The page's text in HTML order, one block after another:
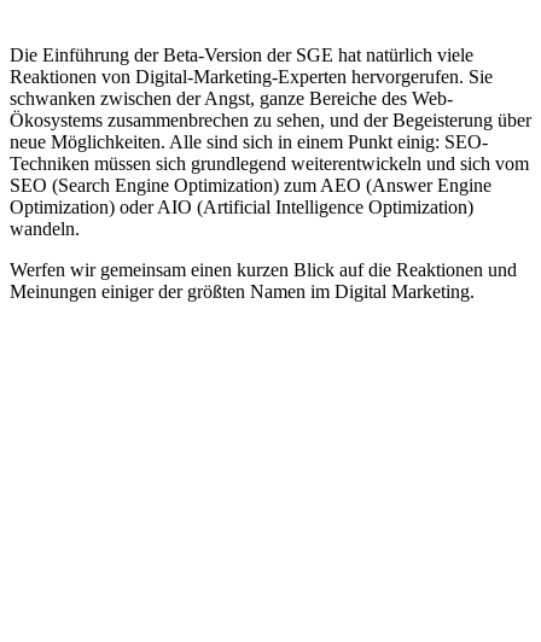
Die Einführung der Beta-Version der SGE hat natürlich viele
Reaktionen von Digital-Marketing-Experten hervorgerufen. Sie
schwanken zwischen der Angst, ganze Bereiche des Web-
Ökosystems zusammenbrechen zu sehen, und der Begeisterung über
neue Möglichkeiten. Alle sind sich in einem Punkt einig: SEO-
Techniken müssen sich grundlegend weiterentwickeln und sich vom
SEO (Search Engine Optimization) zum AEO (Answer Engine
Optimization) oder AIO (Artificial Intelligence Optimization)
wandeln.
Werfen wir gemeinsam einen kurzen Blick auf die Reaktionen und
Meinungen einiger der größten Namen im Digital Marketing.